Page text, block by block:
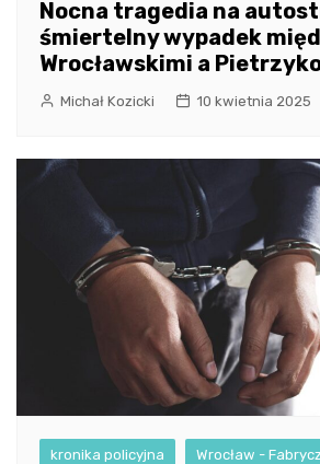
Nocna tragedia na
śmiertelny wypadek
Wrocławskimi a
Michał Kozicki 10 kwietnia 2025
kronika policyjna Wrocław -